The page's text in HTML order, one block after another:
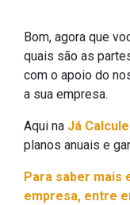
Bom, agora que
quais são as
com o apoio do
a sua empresa.
Aqui na Já
planos anuais e
Para saber mais
empresa, entre